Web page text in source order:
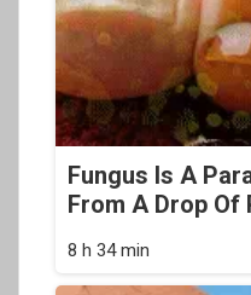
Fungus Is A
From A Drop Of
8 h 34 min